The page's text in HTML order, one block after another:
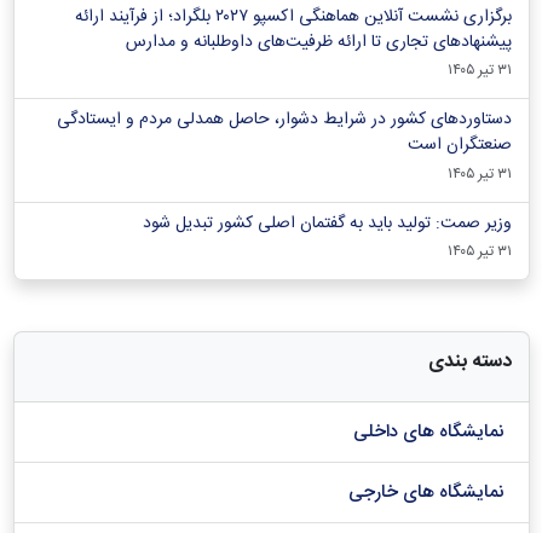
برگزاری نشست آنلاین هماهنگی اکسپو ۲۰۲۷ بلگراد؛ از فرآیند ارائه
پیشنهادهای تجاری تا ارائه ظرفیت‌های داوطلبانه و مدارس
۳۱ تیر ۱۴۰۵
دستاوردهای کشور در شرایط دشوار، حاصل همدلی مردم و ایستادگی
صنعتگران است
۳۱ تیر ۱۴۰۵
وزیر صمت: تولید باید به گفتمان اصلی کشور تبدیل شود
۳۱ تیر ۱۴۰۵
دسته بندی
نمایشگاه های داخلی
نمایشگاه های خارجی